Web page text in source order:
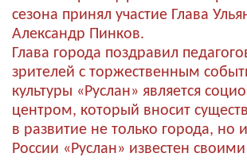
сезона принял участие Глава
Александр Пинков.
Глава города поздравил
зрителей с торжественным
культуры «Руслан» является
центром, который вносит
в развитие не только города, но
России «Руслан» известен